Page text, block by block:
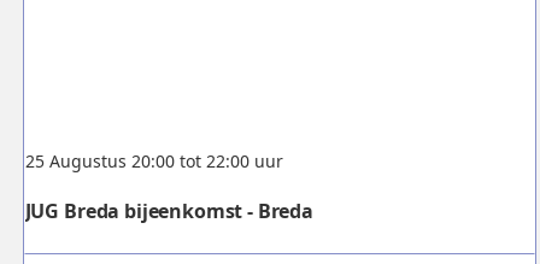
25 Augustus 20:00 tot 22:00 uur
JUG Breda bijeenkomst - Breda